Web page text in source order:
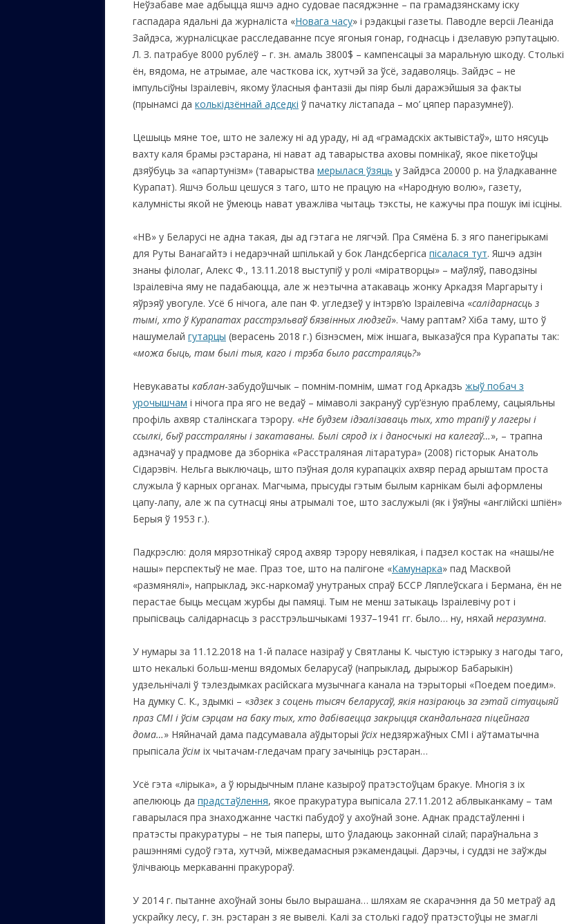
ЕВРЕЙСКАЯ ЖИЗНЬ В
КАЛИНКОВИЧАХ СЕЙЧАС
ОЗАРИЧИ
ИНФОРМАЦИЯ К СТАРОМУ
САЙТУ
ВАШИ ПИСЬМА
ОТЗЫВЫ, ПРЕДЛОЖЕНИЯ,
УТОЧНЕНИЯ, ДОПОЛНЕНИЯ
КТО КОГО ИЩЕТ
Неўзабаве мае адбыцца яшчэ адно судовае пасяджэнне – па грамадзянскаму іску
гаспадара ядальні да журналіста «Новага часу» і рэдакцыі газеты. Паводле версіі Леаніда
Зайдэса, журналісцкае расследаванне псуе ягоныя гонар, годнасць і дзелавую рэпутацыю.
Л. З. патрабуе 8000 рублёў – г. зн. амаль 3800$ – кампенсацыі за маральную шкоду. Столькі
ён, вядома, не атрымае, але часткова іск, хутчэй за ўсё, задаволяць. Зайдэс – не
імпульсіўны Ізраілевіч, якому ўласныя фантазіі ды піяр былі даражэйшыя за факты
(прынамсі да колькідзённай адседкі ў пачатку лістапада – мо’ цяпер паразумнеў).
Цешыць мяне тое, што не залежу ні ад ураду, ні ад «грамадскіх актывістаў», што нясуць
вахту каля брамы рэстарана, ні нават ад таварыства аховы помнікаў, якое пікетоўцы
дзяўбуць за «апартунізм» (таварыства мерылася ўзяць у Зайдэса 20000 р. на ўладкаванне
Курапат). Яшчэ больш цешуся з таго, што не працую на «Народную волю», газету,
калумністы якой не ўмеюць нават уважліва чытаць тэксты, не кажучы пра пошук імі ісціны.
«НВ» у Беларусі не адна такая, ды ад гэтага не лягчэй. Пра Сямёна Б. з яго панегірыкамі
для Руты Ванагайтэ і недарэчнай шпількай у бок Ландсбергіса пісалася тут. Яшчэ адзін
знаны філолаг, Алекс Ф., 13.11.2018 выступіў у ролі «міратворцы» – маўляў, паводзіны
Ізраілевіча яму не падабаюцца, але ж неэтычна атакаваць жонку Аркадзя Маргарыту і
яўрэяў увогуле. Усё б нічога, але пан Ф. угледзеў у інтэрв’ю Ізраілевіча «салідарнасць з
тымі, хто ў Курапатах расстрэльваў бязвінных людзей». Чаму раптам? Хіба таму, што ў
нашумелай гутарцы (верасень 2018 г.) бізнэсмен, між іншага, выказаўся пра Курапаты так:
«можа быць, там былі тыя, каго і трэба было расстраляць?»
Невукаваты каблан-забудоўшчык – помнім-помнім, шмат год Аркадзь жыў побач з
урочышчам і нічога пра яго не ведаў – мімаволі закрануў сур’ёзную праблему, сацыяльны
профіль ахвяр сталінскага тэрору. «Не будзем ідэалізаваць тых, хто трапіў у лагеры і
ссылкі, быў расстраляны і закатаваны. Былі сярод іх і даносчыкі на калегаў…», – трапна
адзначаў у прадмове да зборніка «Расстраляная літаратура» (2008) гісторык Анатоль
Сідарэвіч. Нельга выключаць, што пэўная доля курапацкіх ахвяр перад арыштам проста
служыла ў карных органах. Магчыма, прысуды гэтым былым карнікам былі аформлены
цапу-лапу, але ж па сутнасці яны атрымалі тое, што заслужылі (як і ўяўны «англійскі шпіён»
Берыя ў 1953 г.).
Падкрэслю: доля мярзотнікаў сярод ахвяр тэрору невялікая, і падзел костак на «нашы/не
нашы» перспектыў не мае. Праз тое, што на палігоне «Камунарка» пад Масквой
«размянялі», напрыклад, экс-наркомаў унутраных спраў БССР Ляплеўскага і Бермана, ён не
перастае быць месцам журбы ды памяці. Тым не менш затыкаць Ізраілевічу рот і
прыпісваць салідарнасць з расстрэльшчыкамі 1937–1941 гг. было… ну, няхай неразумна.
У нумары за 11.12.2018 на 1-й паласе назіраў у Святланы К. чыстую істэрыку з нагоды таго,
што некалькі больш-менш вядомых беларусаў (напрыклад, дырыжор Бабарыкін)
удзельнічалі ў тэлездымках расійскага музычнага канала на тэрыторыі «Поедем поедим».
На думку С. К., здымкі – «здзек з соцень тысяч беларусаў, якія назіраюць за гэтай сітуацыяй
праз СМІ і ўсім сэрцам на баку тых, хто дабіваецца закрыцця скандальнага піцейнага
дома…» Няйначай дама падсумавала аўдыторыі ўсіх недзяржаўных СМІ і аўтаматычна
прыпісала ўсім іх чытачам-гледачам прагу зачыніць рэстаран…
Усё гэта «лірыка», а ў юрыдычным плане казыроў пратэстоўцам бракуе. Многія з іх
апелююць да прадстаўлення, якое пракуратура выпісала 27.11.2012 аблвыканкаму – там
гаварылася пра знаходжанне часткі пабудоў у ахоўнай зоне. Аднак прадстаўленні і
пратэсты пракуратуры – не тыя паперы, што ўладаюць законнай сілай; параўнальна з
рашэннямі судоў гэта, хутчэй, міжведамасныя рэкамендацыі. Дарэчы, і суддзі не заўжды
ўлічваюць меркаванні пракурораў.
У 2014 г. пытанне ахоўнай зоны было вырашана… шляхам яе скарачэння да 50 метраў ад
ускрайку лесу, г. зн. рэстаран з яе вывелі. Калі за столькі гадоў пратэстоўцы не змаглі